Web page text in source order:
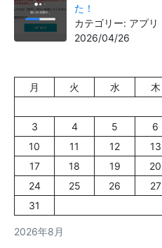
た！
カテゴリー: アプリ
2026/04/26
2026年8月
月 火 水 木
3
4 5 6
10
11 12 13
17
18 19 20
24
25 26 27
31